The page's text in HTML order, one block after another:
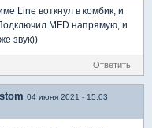
Line воткнул в комбик, и
MFD напрямую, и
звук))
Ответить
04 июня 2021 - 15:03